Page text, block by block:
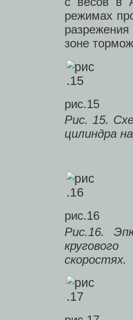
режимах
зоне
рис.15
Рис. 15.
цилиндра
рис.16
Рис.16.
скоростях.